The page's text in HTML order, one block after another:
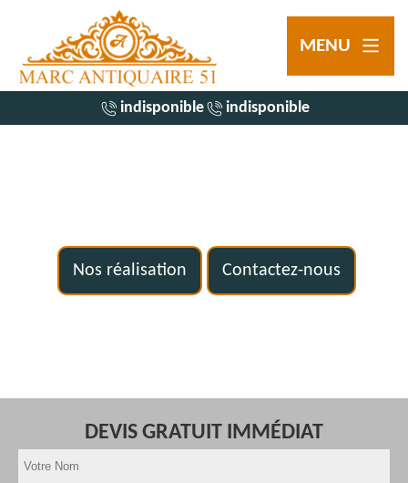
MENU
indisponible indisponible
Nos réalisation Contactez-nous
DEVIS GRATUIT IMMÉDIAT